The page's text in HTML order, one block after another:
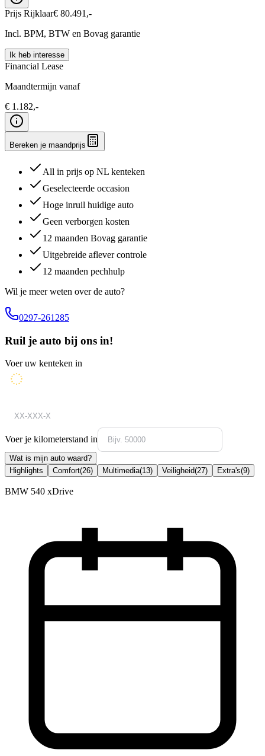
Prijs Rijklaar€ 80.491 ,-
Incl. BPM, BTW en Bovag garantie
Ik heb interesse
Financial Lease
Maandtermijn vanaf
€ 1.182,-
Bereken je maandprijs
All in prijs op NL kenteken
Geselecteerde occasion
Hoge inruil huidige auto
Geen verborgen kosten
12 maanden Bovag garantie
Uitgebreide aflever controle
12 maanden pechhulp
Wil je meer weten over de auto?
0297-261285
Ruil je auto bij ons in!
Voer uw kenteken in
Voer je kilometerstand in
Wat is mijn auto waard?
Highlights
Comfort(26) Multimedia(13) Veiligheid(27) Extra's(9)
BMW 540 xDrive